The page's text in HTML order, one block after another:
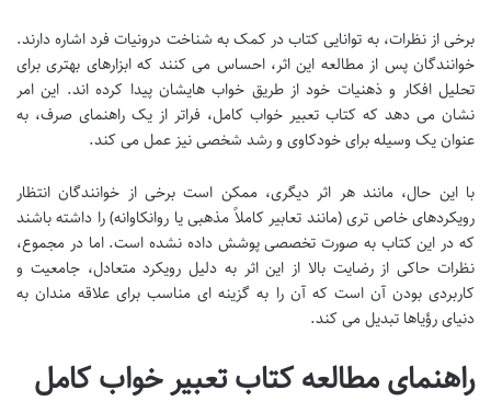
برخی از نظرات، به توانایی کتاب در کمک به شناخت درونیات فرد اشاره دارند.
خوانندگان پس از مطالعه این اثر، احساس می کنند که ابزارهای بهتری برای
تحلیل افکار و ذهنیات خود از طریق خواب هایشان پیدا کرده اند. این امر
نشان می دهد که کتاب تعبیر خواب کامل، فراتر از یک راهنمای صرف، به
عنوان یک وسیله برای خودکاوی و رشد شخصی نیز عمل می کند.
با این حال، مانند هر اثر دیگری، ممکن است برخی از خوانندگان انتظار
رویکردهای خاص تری (مانند تعابیر کاملاً مذهبی یا روانکاوانه) را داشته باشند
که در این کتاب به صورت تخصصی پوشش داده نشده است. اما در مجموع،
نظرات حاکی از رضایت بالا از این اثر به دلیل رویکرد متعادل، جامعیت و
کاربردی بودن آن است که آن را به گزینه ای مناسب برای علاقه مندان به
دنیای رؤیاها تبدیل می کند.
راهنمای مطالعه کتاب تعبیر خواب کامل